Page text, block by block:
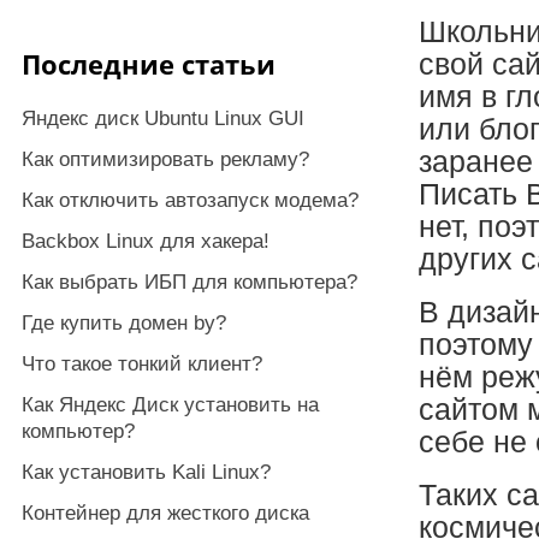
свой
имя в
или
Писать
нет,
других
В
нём
сайтом
себе не
Таких
Последние статьи
Яндекс диск Ubuntu Linux GUI
Как оптимизировать рекламу?
Как отключить автозапуск модема?
Backbox Linux для хакера!
Как выбрать ИБП для компьютера?
Где купить домен by?
Что такое тонкий клиент?
Как Яндекс Диск установить на
компьютер?
Как установить Kali Linux?
Контейнер для жесткого диска